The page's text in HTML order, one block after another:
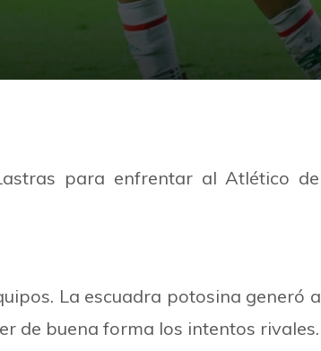
para enfrentar al Atlético
La escuadra potosina generó
de buena forma los intentos rivales.